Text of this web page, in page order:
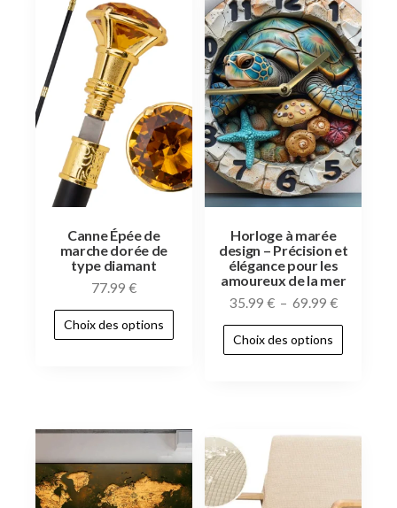
Canne Épée de
marche dorée de
type diamant
77.99 €
Choix des options
Horloge à marée
design – Précision et
élégance pour les
amoureux de la mer
35.99 € – 69.99 €
Choix des options